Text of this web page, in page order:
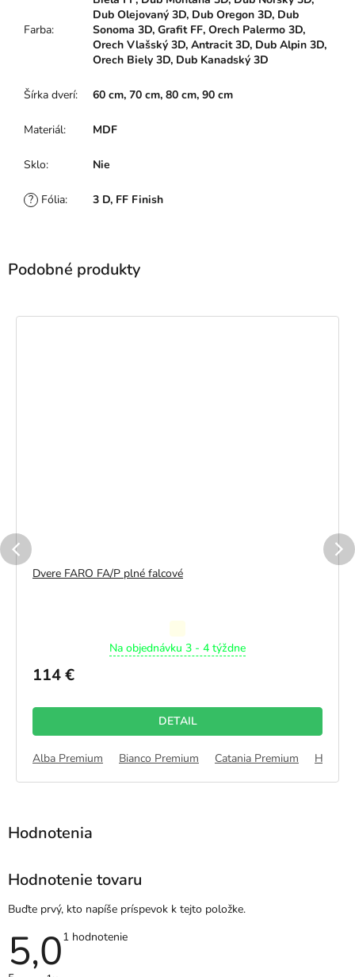
Farba:
Dub Olejovaný 3D, Dub Oregon 3D, Dub
Sonoma 3D, Grafit FF, Orech Palermo 3D,
Orech Vlašský 3D, Antracit 3D, Dub Alpin 3D,
Orech Biely 3D, Dub Kanadský 3D
Šírka dverí: 60 cm, 70 cm, 80 cm, 90 cm
Materiál: MDF
Sklo: Nie
? Fólia: 3 D, FF Finish
CPL Dub Polárny CPL Jaseň CPL
Dvere FARO FA/P plné falcové
hodnotenie
z
5
hviezdičiek.
Na objednávku 3 - 4 týždne
114 €
DETAIL
Alba Premium Bianco Premium Catania Premium Halifax
Hodnotenie tovaru
Buďte prvý, kto napíše príspevok k tejto položke.
5,0Priemerné
1 hodnotenie